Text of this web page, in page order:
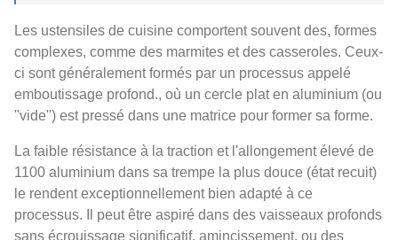
Les ustensiles de cuisine comportent souvent des, formes
complexes, comme des marmites et des casseroles. Ceux-
ci sont généralement formés par un processus appelé
emboutissage profond., où un cercle plat en aluminium (ou
"vide") est pressé dans une matrice pour former sa forme.
La faible résistance à la traction et l'allongement élevé de
1100 aluminium dans sa trempe la plus douce (état recuit)
le rendent exceptionnellement bien adapté à ce
processus. Il peut être aspiré dans des vaisseaux profonds
sans écrouissage significatif, amincissement, ou des